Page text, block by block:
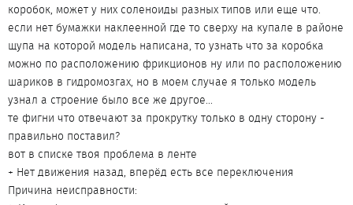
коробок, может у них соленоиды разных типов или еще что.
если нет бумажки наклеенной где то сверху на купале в районе
щупа на которой модель написана, то узнать что за коробка
можно по расположению фрикционов ну или по расположению
шариков в гидромозгах, но в моем случае я только модель
узнал а строение было все же другое...
те фигни что отвечают за прокрутку только в одну сторону -
правильно поставил?
вот в списке твоя проблема в ленте
+ Нет движения назад, вперёд есть все переключения
Причина неисправности: